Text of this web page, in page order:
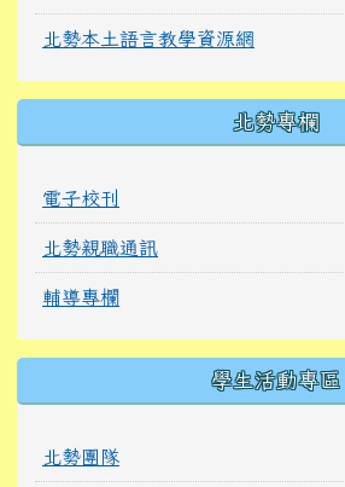
北勢本土語言教學資源網
北勢專欄
電子校刊
北勢親職通訊
輔導專欄
學生活動專區
北勢團隊